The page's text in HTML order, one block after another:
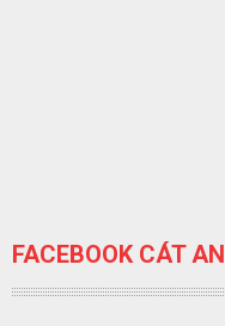
FACEBOOK CÁT AN